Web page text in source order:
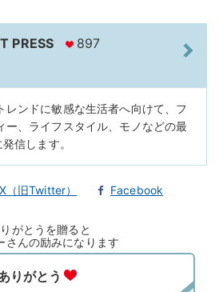
PRESS 897
レンドに敏感な生活者へ向けて、フ
ー、ライフスタイル、モノなどの最
信します。
X（旧Twitter） Facebook
がとうを贈ると
さんの励みになります